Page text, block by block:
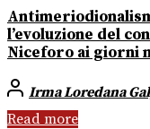
l’evoluzione del
Niceforo ai giorni
Irma Loredana
Read more